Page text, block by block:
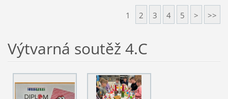
1 2 3 4 5 > >>
Výtvarná soutěž 4.C